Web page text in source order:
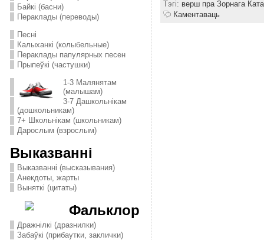
Байкі (басни)
Пераклады (переводы)
Песні
Калыханкі (колыбельные)
Пераклады папулярных песен
Прыпеўкі (частушки)
1-3 Малянятам
(малышам)
3-7 Дашкольнікам
(дошкольникам)
7+ Школьнікам (школьникам)
Дарослым (взрослым)
Выказванні
Выказванні (высказывания)
Анекдоты, жарты
Выняткі (цитаты)
Фальклор
Дражнілкі (дразнилки)
Забаўкі (прибаутки, заклички)
Тэгі: верш пра Зорнага Ката
Каментаваць